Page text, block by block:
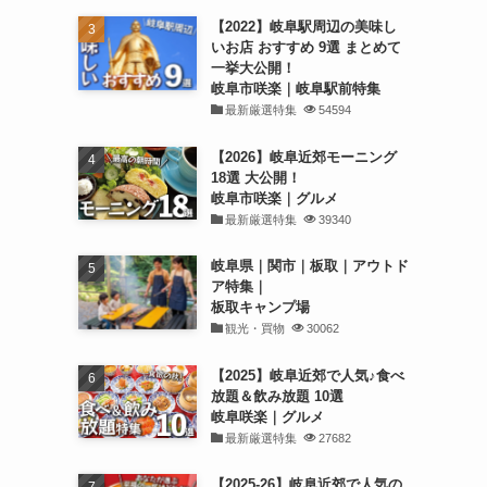
【2022】岐阜駅周辺の美味し
いお店 おすすめ 9選 まとめて
一挙大公開！
岐阜市咲楽｜岐阜駅前特集
最新厳選特集 54594
【2026】岐阜近郊モーニング
18選 大公開！
岐阜市咲楽｜グルメ
最新厳選特集 39340
岐阜県｜関市｜板取｜アウトド
ア特集｜
板取キャンプ場
観光・買物 30062
【2025】岐阜近郊で人気♪食べ
放題＆飲み放題 10選
岐阜咲楽｜グルメ
最新厳選特集 27682